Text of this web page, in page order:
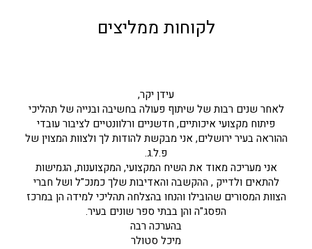
לקוחות ממליצים
עידן יקר,
לאחר שנים רבות של שיתוף פעולה בחשיבה ובנייה של תהליכי
פיתוח מקצועי איכותיים, חדשניים ורלוונטיים לציבור עובדי
ההוראה בעיר ירושלים, אני מבקשת להודות לך ולצוות המצוין של
פ.ל.ג.
אני מעריכה מאוד את השיח המקצועי, המקצוענות, הגמישות
להתאים ולדייק , ההקשבה והאדיבות שלך כמנכ"ל ושל חברי
הצוות המסורים שהובילו והנחו בהצלחה תהליכי למידה הן במרכז
הפסג"ה והן בבתי ספר שונים בעיר.
בהערכה רבה
מיכל סטולר